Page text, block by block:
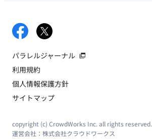
パラレルジャーナル
利用規約
個人情報保護方針
サイトマップ
copyright (c) CrowdWorks Inc. all rights reserved.
運営会社： 株式会社クラウドワークス